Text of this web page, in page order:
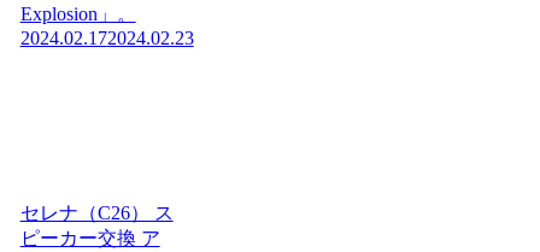
Explosion」。
2024.02.172024.02.23
セレナ（C26） ス
ピーカー交換 ア